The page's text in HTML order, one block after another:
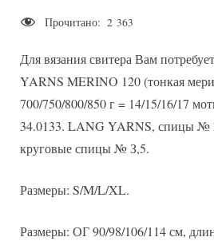
Прочитано: 2 363
Для вязания свитера Вам
YARNS MERINO 120 (тонкая
700/750/800/850 г = 14/15/16/17
34.0133. LANG YARNS, спицы №
круговые спицы № З,5.
Размеры: S/M/L/XL.
Размеры: ОГ 90/98/106/114 см,